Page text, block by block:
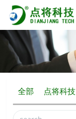
全部 点将科技